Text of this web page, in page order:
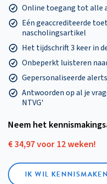
Online toegang tot alle
Eén geaccrediteerde
nascholingsartikel
Het tijdschrift 3 keer in
Onbeperkt luisteren
Gepersonaliseerde
Antwoorden op al je
NTVG'
Neem het
€ 34,97 voor 12 weken!
IK WIL KENNISMAKEN